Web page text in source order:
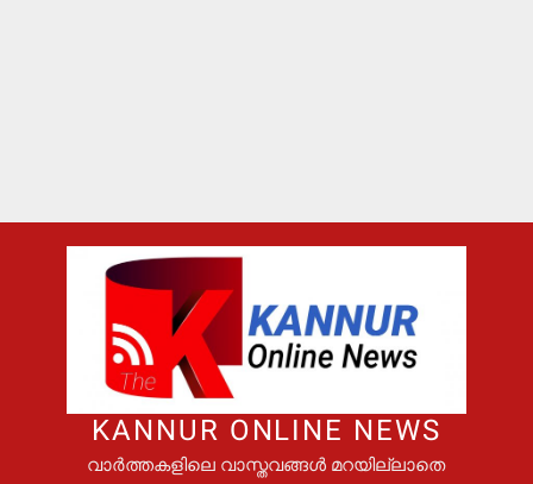
KANNUR ONLINE NEWS
വാർത്തകളിലെ വാസ്തവങ്ങൾ മറയില്ലാതെ